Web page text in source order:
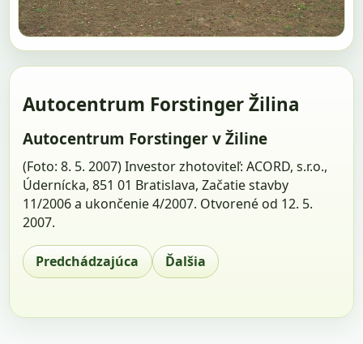
Autocentrum Forstinger Žilina
Autocentrum Forstinger v Žiline
(Foto: 8. 5. 2007) Investor zhotoviteľ: ACORD, s.r.o.,
Údernícka, 851 01 Bratislava, Začatie stavby
11/2006 a ukončenie 4/2007. Otvorené od 12. 5.
2007.
Predchádzajúca Ďalšia